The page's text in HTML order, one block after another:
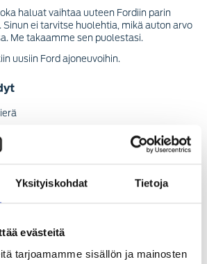
Yksityiskohdat Tietoja
evästeitä
tarjoamamme sisällön ja mainosten
haluat vaihtaa uuteen Fordiin parin
Sinun ei tarvitse huolehtia, mikä auton arvo
Me takaamme sen puolestasi.
uusiin Ford ajoneuvoihin.
ja korjaukset (Optio 2 ja Optio 3 tasoilla)
Fordin jopa ilman käsirahaa
toimii?
kuukausierää, johon